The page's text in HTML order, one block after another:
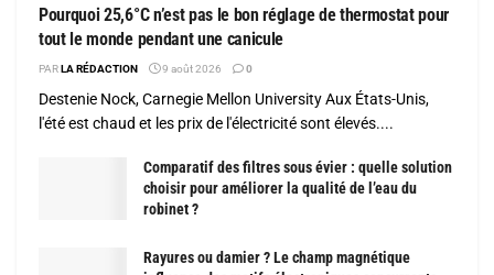
Pourquoi 25,6°C n’est pas le bon réglage de thermostat pour
tout le monde pendant une canicule
PARLA RÉDACTION 9 août 2026 0
Destenie Nock, Carnegie Mellon University Aux États-Unis,
l'été est chaud et les prix de l'électricité sont élevés....
Comparatif des filtres sous évier : quelle solution
choisir pour améliorer la qualité de l’eau du
robinet ?
Rayures ou damier ? Le champ magnétique